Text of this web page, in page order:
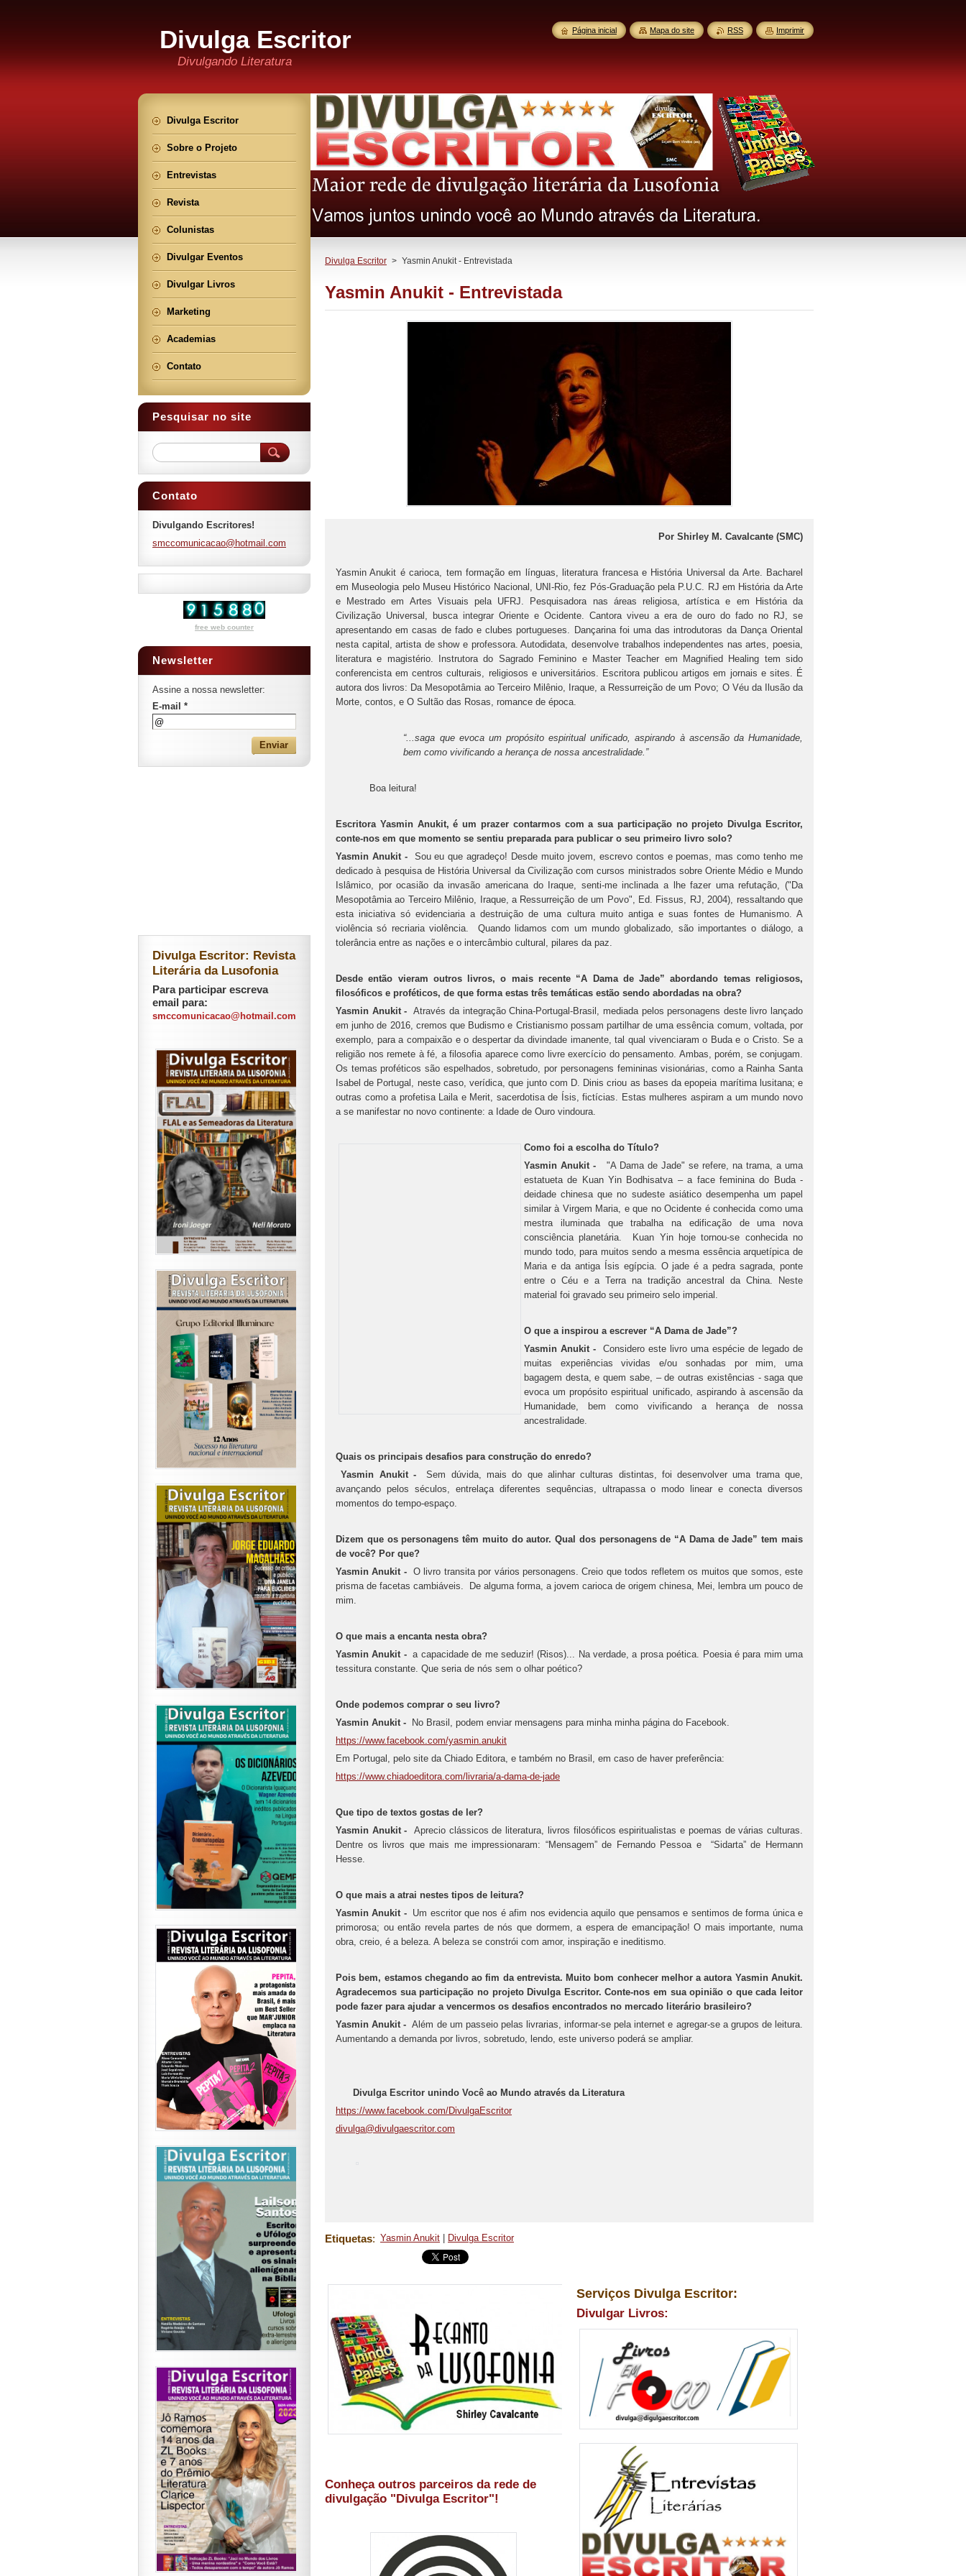
Divulga Escritor
Divulgando Literatura
Divulga Escritor > Yasmin Anukit - Entrevistada
Yasmin Anukit - Entrevistada
Por Shirley M. Cavalcante (SMC)
Yasmin Anukit é carioca, tem formação em línguas, literatura francesa e História Universal da Arte. Bacharel
em Museologia pelo Museu Histórico Nacional, UNI-Rio, fez Pós-Graduação pela P.U.C. RJ em História da Arte
e Mestrado em Artes Visuais pela UFRJ. Pesquisadora nas áreas religiosa, artística e em História da
Civilização Universal, busca integrar Oriente e Ocidente. Cantora viveu a era de ouro do fado no RJ, se
apresentando em casas de fado e clubes portugueses. Dançarina foi uma das introdutoras da Dança Oriental
nesta capital, artista de show e professora. Autodidata, desenvolve trabalhos independentes nas artes, poesia,
literatura e magistério. Instrutora do Sagrado Feminino e Master Teacher em Magnified Healing tem sido
conferencista em centros culturais, religiosos e universitários. Escritora publicou artigos em jornais e sites. É
autora dos livros: Da Mesopotâmia ao Terceiro Milênio, Iraque, a Ressurreição de um Povo; O Véu da Ilusão da
Morte, contos, e O Sultão das Rosas, romance de época.
“...saga que evoca um propósito espiritual unificado, aspirando à ascensão da Humanidade,
bem como vivificando a herança de nossa ancestralidade.”
Boa leitura!
Escritora Yasmin Anukit, é um prazer contarmos com a sua participação no projeto Divulga Escritor,
conte-nos em que momento se sentiu preparada para publicar o seu primeiro livro solo?
Yasmin Anukit -Sou eu que agradeço! Desde muito jovem, escrevo contos e poemas, mas como tenho me
dedicado à pesquisa de História Universal da Civilização com cursos ministrados sobre Oriente Médio e Mundo
Islâmico, por ocasião da invasão americana do Iraque, senti-me inclinada a lhe fazer uma refutação, ("Da
Mesopotâmia ao Terceiro Milênio, Iraque, a Ressurreição de um Povo", Ed. Fissus, RJ, 2004), ressaltando que
esta iniciativa só evidenciaria a destruição de uma cultura muito antiga e suas fontes de Humanismo. A
violência só recriaria violência. Quando lidamos com um mundo globalizado, são importantes o diálogo, a
tolerância entre as nações e o intercâmbio cultural, pilares da paz.
Desde então vieram outros livros, o mais recente “A Dama de Jade” abordando temas religiosos,
filosóficos e proféticos, de que forma estas três temáticas estão sendo abordadas na obra?
Yasmin Anukit - Através da integração China-Portugal-Brasil, mediada pelos personagens deste livro lançado
em junho de 2016, cremos que Budismo e Cristianismo possam partilhar de uma essência comum, voltada, por
exemplo, para a compaixão e o despertar da divindade imanente, tal qual vivenciaram o Buda e o Cristo. Se a
religião nos remete à fé, a filosofia aparece como livre exercício do pensamento. Ambas, porém, se conjugam.
Os temas proféticos são espelhados, sobretudo, por personagens femininas visionárias, como a Rainha Santa
Isabel de Portugal, neste caso, verídica, que junto com D. Dinis criou as bases da epopeia marítima lusitana; e
outras como a profetisa Laila e Merit, sacerdotisa de Ísis, fictícias. Estas mulheres aspiram a um mundo novo
a se manifestar no novo continente: a Idade de Ouro vindoura.
Como foi a escolha do Título?
Yasmin Anukit - "A Dama de Jade" se refere, na trama, a uma
estatueta de Kuan Yin Bodhisatva – a face feminina do Buda -
deidade chinesa que no sudeste asiático desempenha um papel
similar à Virgem Maria, e que no Ocidente é conhecida como uma
mestra iluminada que trabalha na edificação de uma nova
consciência planetária. Kuan Yin hoje tornou-se conhecida no
mundo todo, para muitos sendo a mesma essência arquetípica de
Maria e da antiga Ísis egípcia. O jade é a pedra sagrada, ponte
entre o Céu e a Terra na tradição ancestral da China. Neste
material foi gravado seu primeiro selo imperial.
O que a inspirou a escrever “A Dama de Jade”?
Yasmin Anukit - Considero este livro uma espécie de legado de
muitas experiências vividas e/ou sonhadas por mim, uma
bagagem desta, e quem sabe, – de outras existências - saga que
evoca um propósito espiritual unificado, aspirando à ascensão da
Humanidade, bem como vivificando a herança de nossa
ancestralidade.
Quais os principais desafios para construção do enredo?
Yasmin Anukit -Sem dúvida, mais do que alinhar culturas distintas, foi desenvolver uma trama que,
avançando pelos séculos, entrelaça diferentes sequências, ultrapassa o modo linear e conecta diversos
momentos do tempo-espaço.
Dizem que os personagens têm muito do autor. Qual dos personagens de “A Dama de Jade” tem mais
de você? Por que?
Yasmin Anukit -O livro transita por vários personagens. Creio que todos refletem os muitos que somos, este
prisma de facetas cambiáveis. De alguma forma, a jovem carioca de origem chinesa, Mei, lembra um pouco de
mim.
O que mais a encanta nesta obra?
Yasmin Anukit -a capacidade de me seduzir! (Risos)... Na verdade, a prosa poética. Poesia é para mim uma
tessitura constante. Que seria de nós sem o olhar poético?
Onde podemos comprar o seu livro?
Yasmin Anukit - No Brasil, podem enviar mensagens para minha minha página do Facebook.
https://www.facebook.com/yasmin.anukit
Em Portugal, pelo site da Chiado Editora, e também no Brasil, em caso de haver preferência:
https://www.chiadoeditora.com/livraria/a-dama-de-jade
Que tipo de textos gostas de ler?
Yasmin Anukit - Aprecio clássicos de literatura, livros filosóficos espiritualistas e poemas de várias culturas.
Dentre os livros que mais me impressionaram: “Mensagem” de Fernando Pessoa e “Sidarta” de Hermann
Hesse.
O que mais a atrai nestes tipos de leitura?
Yasmin Anukit -Um escritor que nos é afim nos evidencia aquilo que pensamos e sentimos de forma única e
primorosa; ou então revela partes de nós que dormem, a espera de emancipação! O mais importante, numa
obra, creio, é a beleza. A beleza se constrói com amor, inspiração e ineditismo.
Pois bem, estamos chegando ao fim da entrevista. Muito bom conhecer melhor a autora Yasmin Anukit.
Agradecemos sua participação no projeto Divulga Escritor. Conte-nos em sua opinião o que cada leitor
pode fazer para ajudar a vencermos os desafios encontrados no mercado literário brasileiro?
Yasmin Anukit - Além de um passeio pelas livrarias, informar-se pela internet e agregar-se a grupos de leitura.
Aumentando a demanda por livros, sobretudo, lendo, este universo poderá se ampliar.
Divulga Escritor unindo Você ao Mundo através da Literatura
https://www.facebook.com/DivulgaEscritor
divulga@divulgaescritor.com
Etiquetas: Yasmin Anukit Divulga Escritor
Conheça outros parceiros da rede de
divulgação "Divulga Escritor"!
Serviços Divulga Escritor:
Divulgar Livros:
Divulga Escritor
Sobre o Projeto
Entrevistas
Revista
Colunistas
Divulgar Eventos
Divulgar Livros
Marketing
Academias
Contato
Pesquisar no site
Contato
Divulgando Escritores!
smccomunicacao@hotmail.com
free web counter
Newsletter
Assine a nossa newsletter:
E-mail *
Divulga Escritor: Revista
Literária da Lusofonia
Para participar escreva
email para:
smccomunicacao@hotmail.com
Página inicial Mapa do site RSS Imprimir